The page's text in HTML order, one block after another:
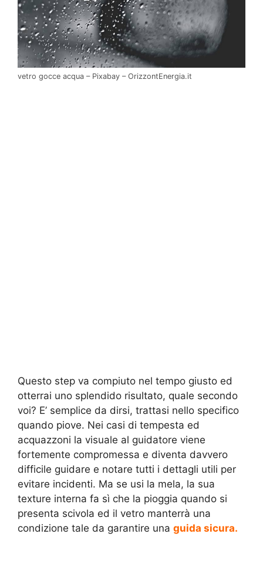
vetro gocce acqua – Pixabay – OrizzontEnergia.it
Questo step va compiuto nel tempo giusto ed
otterrai uno splendido risultato, quale secondo
voi? E’ semplice da dirsi, trattasi nello specifico
quando piove. Nei casi di tempesta ed
acquazzoni la visuale al guidatore viene
fortemente compromessa e diventa davvero
difficile guidare e notare tutti i dettagli utili per
evitare incidenti. Ma se usi la mela, la sua
texture interna fa sì che la pioggia quando si
presenta scivola ed il vetro manterrà una
condizione tale da garantire una guida sicura.